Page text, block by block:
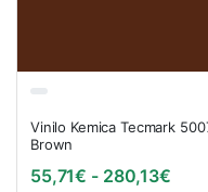
Vinilo Kemica Tecmark
Brown
55,71€ - 280,13€